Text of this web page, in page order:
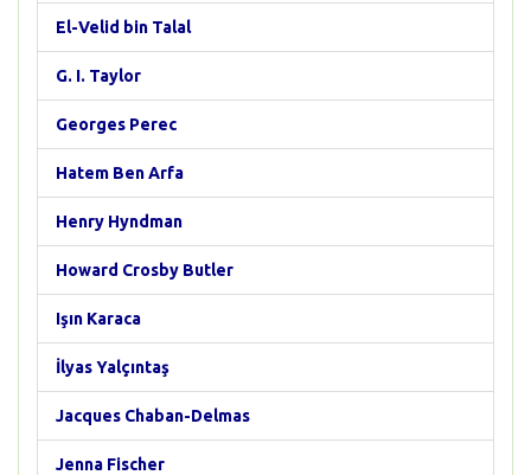
El-Velid bin Talal
G. I. Taylor
Georges Perec
Hatem Ben Arfa
Henry Hyndman
Howard Crosby Butler
Işın Karaca
İlyas Yalçıntaş
Jacques Chaban-Delmas
Jenna Fischer